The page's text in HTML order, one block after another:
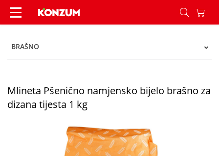
Mlineta Pšenično namjensko bijelo brašno za
BRAŠNO
Mlineta Pšenično namjensko bijelo brašno za
dizana tijesta 1 kg